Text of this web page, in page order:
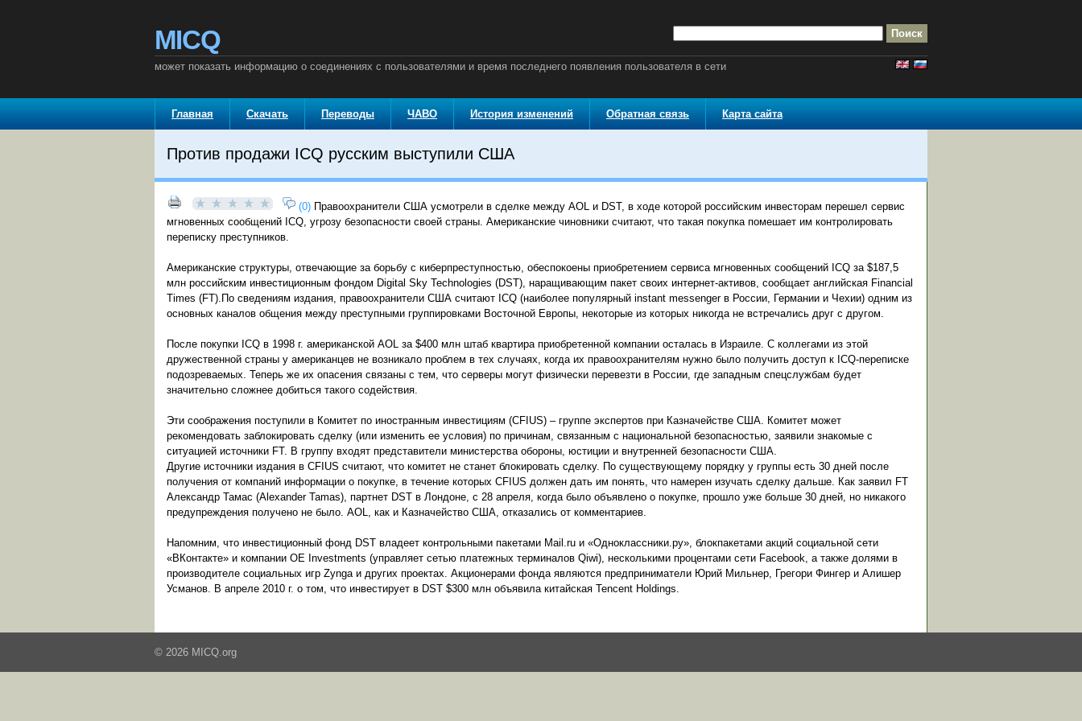
MICQ
может показать информацию о соединениях с пользователями и время последнего появления пользователя в сети
Главная Скачать Переводы ЧАВО История изменений Обратная связь Карта сайта
Против продажи ICQ русским выступили США
(0) Правоохранители США усмотрели в сделке между AOL и DST, в ходе которой российским инвесторам перешел сервис
мгновенных сообщений ICQ, угрозу безопасности своей страны. Американские чиновники считают, что такая покупка помешает им контролировать
переписку преступников.
Американские структуры, отвечающие за борьбу с киберпреступностью, обеспокоены приобретением сервиса мгновенных сообщений ICQ за $187,5
млн российским инвестиционным фондом Digital Sky Technologies (DST), наращивающим пакет своих интернет-активов, сообщает английская Financial
Times (FT).По сведениям издания, правоохранители США считают ICQ (наиболее популярный instant messenger в России, Германии и Чехии) одним из
основных каналов общения между преступными группировками Восточной Европы, некоторые из которых никогда не встречались друг с другом.
После покупки ICQ в 1998 г. американской AOL за $400 млн штаб квартира приобретенной компании осталась в Израиле. С коллегами из этой
дружественной страны у американцев не возникало проблем в тех случаях, когда их правоохранителям нужно было получить доступ к ICQ-переписке
подозреваемых. Теперь же их опасения связаны с тем, что серверы могут физически перевезти в России, где западным спецслужбам будет
значительно сложнее добиться такого содействия.
Эти соображения поступили в Комитет по иностранным инвестициям (CFIUS) – группе экспертов при Казначействе США. Комитет может
рекомендовать заблокировать сделку (или изменить ее условия) по причинам, связанным с национальной безопасностью, заявили знакомые с
ситуацией источники FT. В группу входят представители министерства обороны, юстиции и внутренней безопасности США.
Другие источники издания в CFIUS считают, что комитет не станет блокировать сделку. По существующему порядку у группы есть 30 дней после
получения от компаний информации о покупке, в течение которых CFIUS должен дать им понять, что намерен изучать сделку дальше. Как заявил FT
Александр Тамас (Alexander Tamas), партнет DST в Лондоне, с 28 апреля, когда было объявлено о покупке, прошло уже больше 30 дней, но никакого
предупреждения получено не было. AOL, как и Казначейство США, отказались от комментариев.
Напомним, что инвестиционный фонд DST владеет контрольными пакетами Mail.ru и «Одноклассники.ру», блокпакетами акций социальной сети
«ВКонтакте» и компании OE Investments (управляет сетью платежных терминалов Qiwi), несколькими процентами сети Facebook, а также долями в
производителе социальных игр Zynga и других проектах. Акционерами фонда являются предприниматели Юрий Мильнер, Грегори Фингер и Алишер
Усманов. В апреле 2010 г. о том, что инвестирует в DST $300 млн объявила китайская Tencent Holdings.
© 2026 MICQ.org